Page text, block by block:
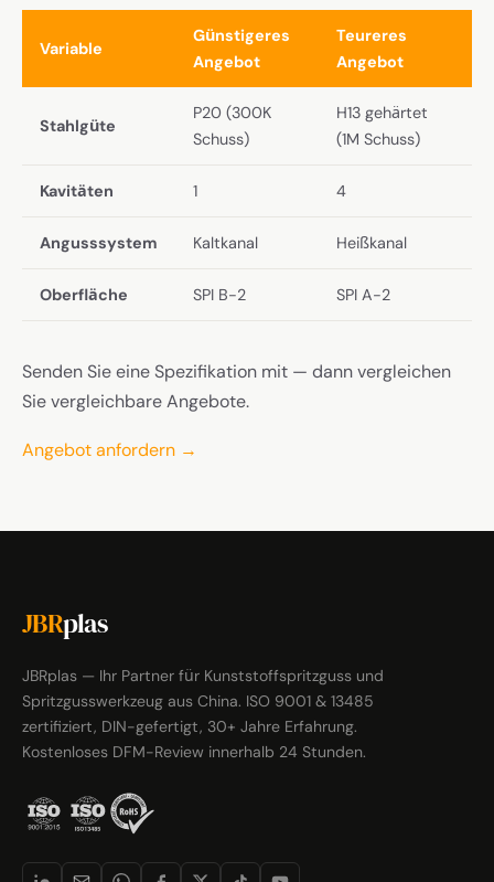
Variable
Günstigeres
Angebot
Teureres
Angebot
Stahlgüte
P20 (300K
Schuss)
H13 gehärtet
(1M Schuss)
Kavitäten 1 4
Angusssystem Kaltkanal Heißkanal
Oberfläche SPI B-2 SPI A-2
Senden Sie eine Spezifikation mit — dann vergleichen
Sie vergleichbare Angebote.
Angebot anfordern →
JBRplas
JBRplas — Ihr Partner für Kunststoffspritzguss und
Spritzgusswerkzeug aus China. ISO 9001 & 13485
zertifiziert, DIN-gefertigt, 30+ Jahre Erfahrung.
Kostenloses DFM-Review innerhalb 24 Stunden.